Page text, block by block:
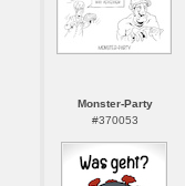
Monster-Party
#370053